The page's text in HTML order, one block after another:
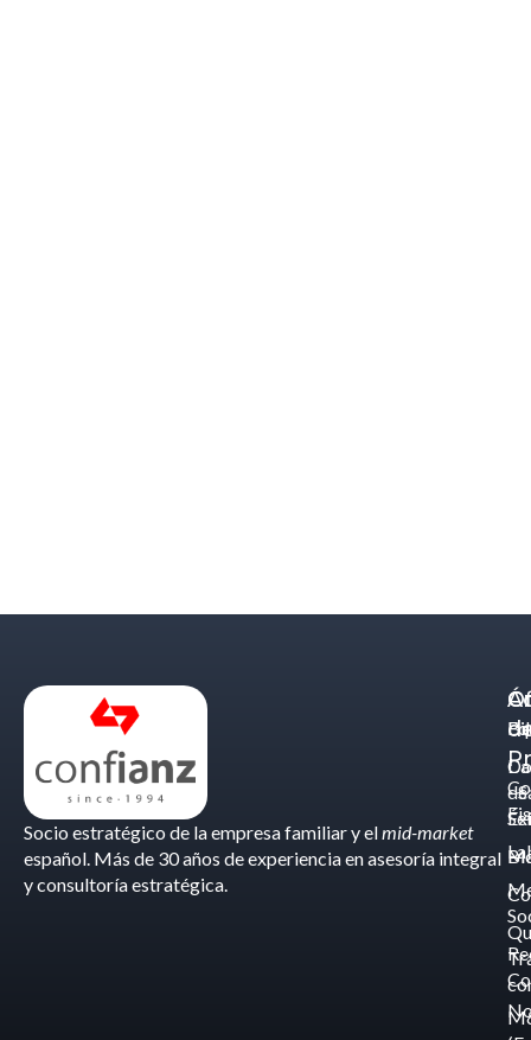
Socio estratégico de la empresa familiar y elmid-market
español. Más de 30 años de experiencia en asesoría integral
y consultoría estratégica.
de
-